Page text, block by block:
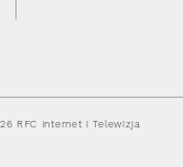
RFC Internet i Telewizja